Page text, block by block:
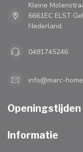
Kleine
6661EC ELST
Nederland
0481745246
info@marc-
Openingstijden
Informatie